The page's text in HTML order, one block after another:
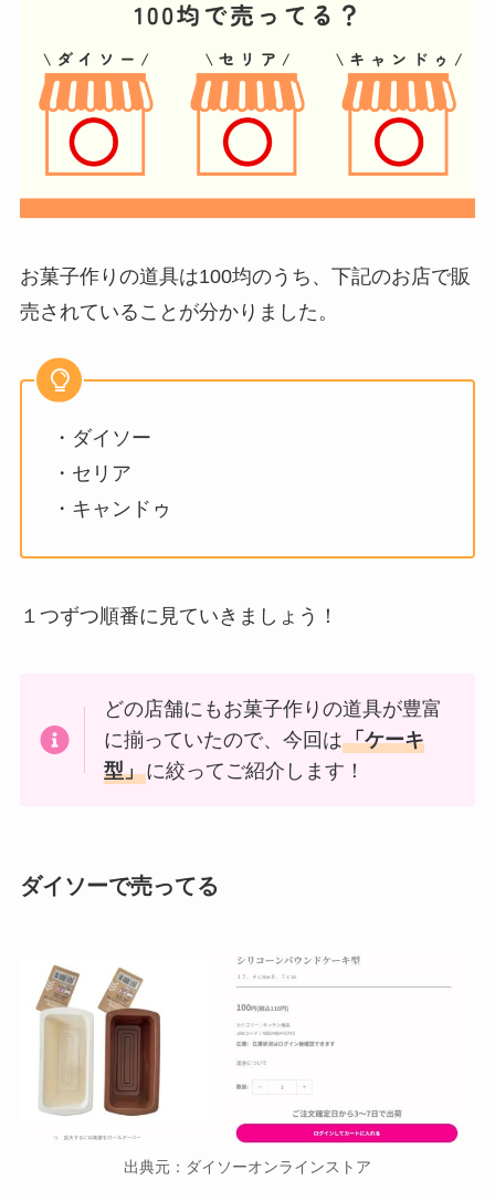
お菓子作りの道具は100均のうち、下記のお店で販
売されていることが分かりました。
・ダイソー
・セリア
・キャンドゥ
１つずつ順番に見ていきましょう！
どの店舗にもお菓子作りの道具が豊富
に揃っていたので、今回は「ケーキ
型」に絞ってご紹介します！
ダイソーで売ってる
出典元：ダイソーオンラインストア